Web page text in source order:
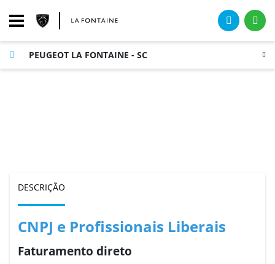
PEUGEOT LA FONTAINE - SC
DESCRIÇÃO
CNPJ e Profissionais Liberais
Faturamento direto